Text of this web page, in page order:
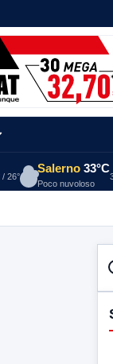
/ 26°
Salerno 33°C
Poco nuvoloso